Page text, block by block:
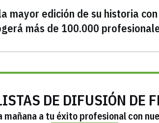
mayor edición de su historia
más de 100.000
DE DIFUSIÓN DE
a tu éxito profesional con